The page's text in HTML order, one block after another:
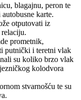
blagajnu, peron te
karte.
otputovati iz
prometnik,
putnički i teretni vlak
su koliko brzo vlak
kolodvora
stvarnošću te su